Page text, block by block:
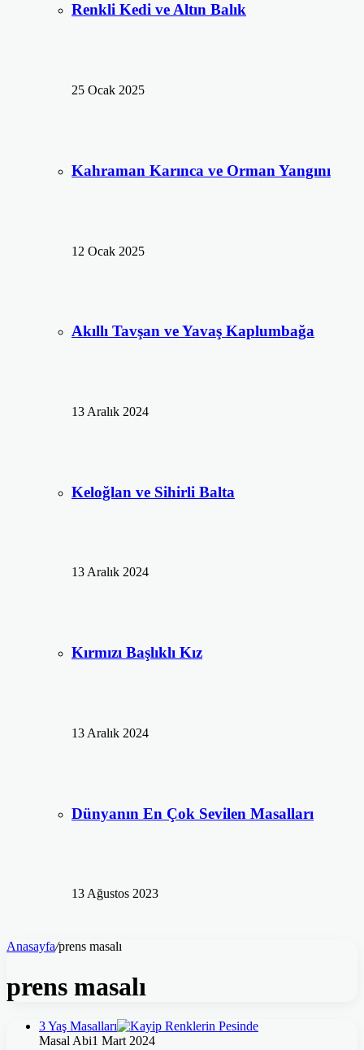
Renkli Kedi ve Altın Balık
25 Ocak 2025
Kahraman Karınca ve Orman Yangını
12 Ocak 2025
Akıllı Tavşan ve Yavaş Kaplumbağa
13 Aralık 2024
Keloğlan ve Sihirli Balta
13 Aralık 2024
Kırmızı Başlıklı Kız
13 Aralık 2024
Dünyanın En Çok Sevilen Masalları
13 Ağustos 2023
Anasayfa/prens masalı
prens masalı
3 Yaş Masalları
Masal Abi1 Mart 2024